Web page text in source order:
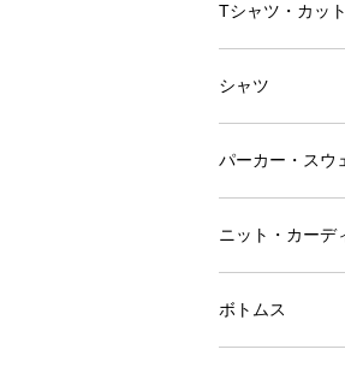
Tシャツ・カッ
シャツ
パーカー・スウ
ニット・カーデ
ボトムス